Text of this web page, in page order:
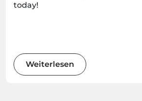
today!
Weiterlesen